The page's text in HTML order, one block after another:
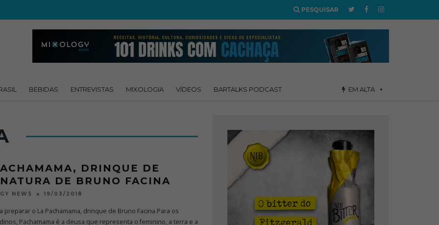
PESQUISAR
BEBIDAS ENTREVISTAS MIXOLOGIA VÍDEOS BARTALKS PODCAST EM ALTA
DRINQUE DE
DE BRUNO FACINA
NEWS 19/03/2018
preparar o La Pachamama, drinque de Bruno Facina Para os
Pachamama é a deusa que representa o feminino, a terra e a